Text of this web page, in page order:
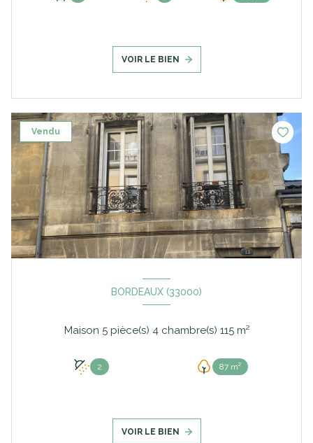
VOIR LE BIEN
Vendu
BORDEAUX (33000)
Maison 5 pièce(s) 4 chambre(s) 115 m²
2 87 m²
VOIR LE BIEN